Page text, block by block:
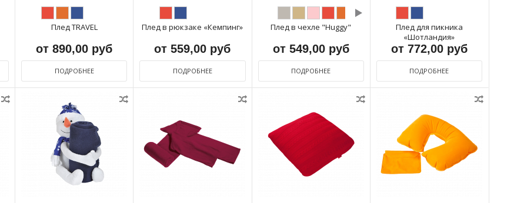
Плед TRAVEL
от 890,00 руб
ПОДРОБНЕЕ
Плед в рюкзаке «Кемпинг»
от 559,00 руб
ПОДРОБНЕЕ
Плед в чехле "Huggy"
от 549,00 руб
ПОДРОБНЕЕ
Плед для пикника
«Шотландия»
от 772,00 руб
ПОДРОБНЕЕ